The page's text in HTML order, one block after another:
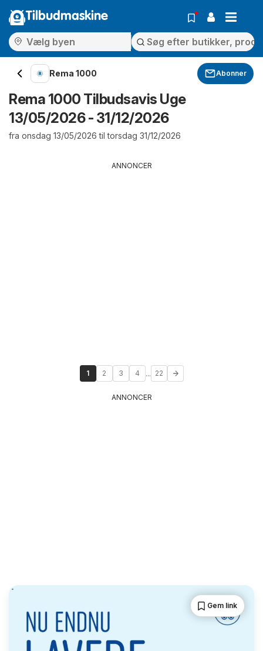
Tilbudmaskine
Rema 1000 Abonner
Rema 1000 Tilbudsavis Uge
13/05/2026 - 31/12/2026
fra onsdag 13/05/2026 til torsdag 31/12/2026
ANNONCER
1 2 3 4 ... 22
ANNONCER
Gem link